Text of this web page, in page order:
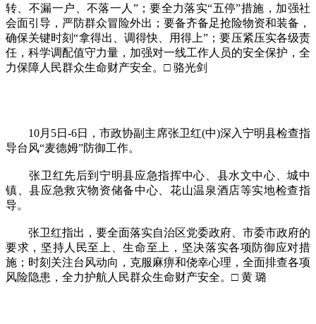
转、不漏一户、不落一人”；要全力落实“五停”措施，加强社
会面引导，严防群众冒险外出；要备齐备足抢险物资和装备，
确保关键时刻“拿得出、调得快、用得上”；要压紧压实各级责
任，科学调配值守力量，加强对一线工作人员的安全保护，全
力保障人民群众生命财产安全。□ 骆光剑
10月5日-6日，市政协副主席张卫红(中)深入宁明县检查指
导台风“麦德姆”防御工作。
张卫红先后到宁明县应急指挥中心、县水文中心、城中
镇、县应急救灾物资储备中心、花山温泉酒店等实地检查指
导。
张卫红指出，要全面落实自治区党委政府、市委市政府的
要求，坚持人民至上、生命至上，坚决落实各项防御应对措
施；时刻关注台风动向，克服麻痹和侥幸心理，全面排查各项
风险隐患，全力护航人民群众生命财产安全。□ 黄 璐